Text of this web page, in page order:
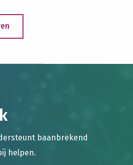
baanbrekend
helpen.